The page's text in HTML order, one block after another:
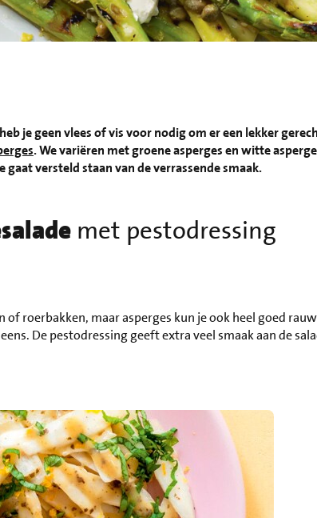
je geen vlees of vis voor nodig om er een lekker
. We variëren met groene asperges en witte
gaat versteld staan van de verrassende smaak.
met pestodressing
roerbakken, maar asperges kun je ook heel goed
De pestodressing geeft extra veel smaak aan de